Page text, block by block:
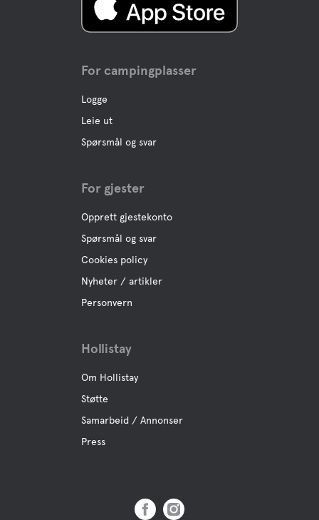
For campingplasser
Logge
Leie ut
Spørsmål og svar
For gjester
Opprett gjestekonto
Spørsmål og svar
Cookies policy
Nyheter / artikler
Personvern
Hollistay
Om Hollistay
Støtte
Samarbeid / Annonser
Press